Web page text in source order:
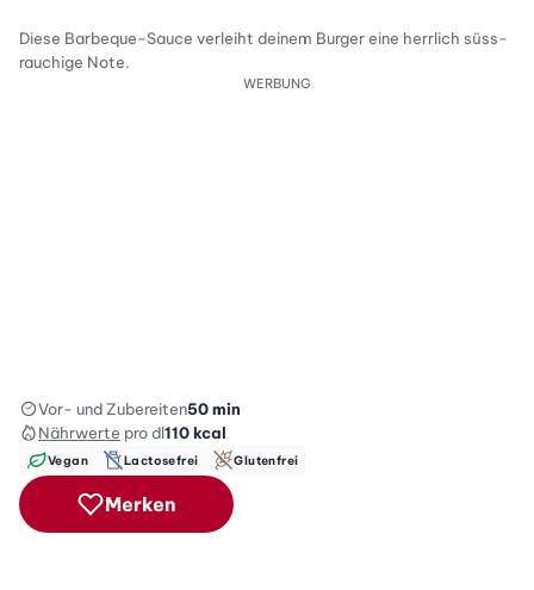
Diese Barbeque-Sauce verleiht deinem Burger eine herrlich süss-
rauchige Note.
WERBUNG
Vor- und Zubereiten50 min
Nährwerte pro dl110kcal
Vegan Lactosefrei Glutenfrei
Merken